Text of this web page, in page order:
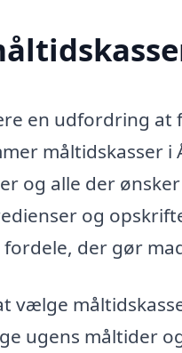
en udfordring
måltidskasser
og alle der
og
der gør
vælge
ugens måltider